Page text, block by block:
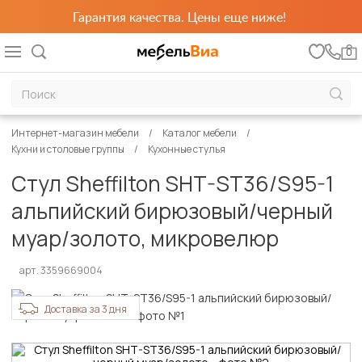
Гарантия качества. Цены еще ниже!
0
Интернет-магазин мебели
Каталог мебели
Кухни и столовые группы
Кухонные стулья
Стул Sheffilton SHT-ST36/S95-1
альпийский бирюзовый/черный
муар/золото, микровелюр
арт. 3359669004
Доставка за 3 дня